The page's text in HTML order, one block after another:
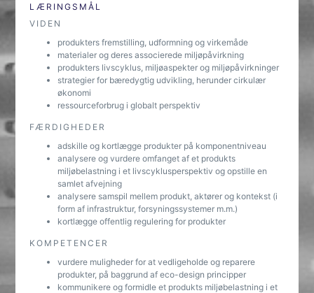
LÆRINGSMÅL
VIDEN
produkters fremstilling, udformning og virkemåde
materialer og deres associerede miljøpåvirkning
produkters livscyklus, miljøaspekter og miljøpåvirkninger
strategier for bæredygtig udvikling, herunder cirkulær
økonomi
ressourceforbrug i globalt perspektiv
FÆRDIGHEDER
adskille og kortlægge produkter på komponentniveau
analysere og vurdere omfanget af et produkts
miljøbelastning i et livscyklusperspektiv og opstille en
samlet afvejning
analysere samspil mellem produkt, aktører og kontekst (i
form af infrastruktur, forsyningssystemer m.m.)
kortlægge offentlig regulering for produkter
KOMPETENCER
vurdere muligheder for at vedligeholde og reparere
produkter, på baggrund af eco-design principper
kommunikere og formidle et produkts miljøbelastning i et